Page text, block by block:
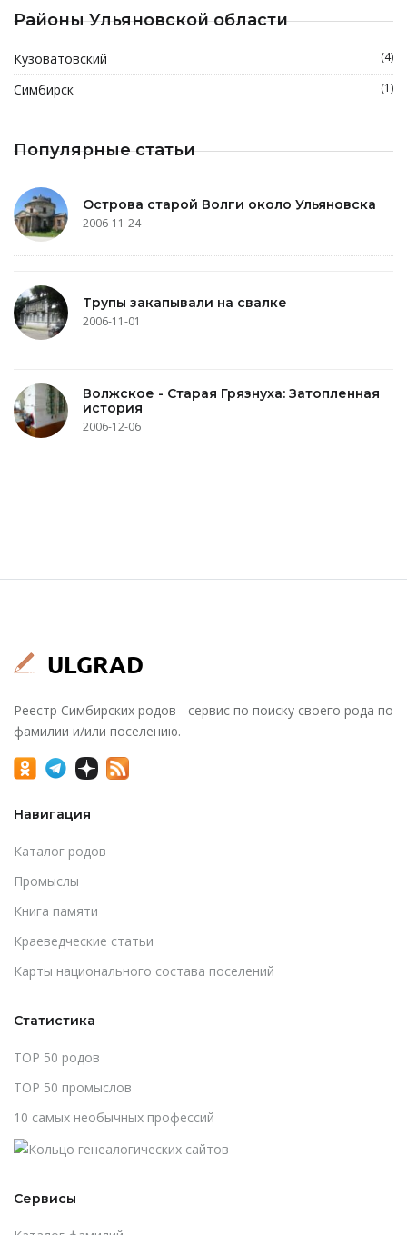
Районы Ульяновской области
Кузоватовский (4)
Симбирск (1)
Популярные статьи
Острова старой Волги около Ульяновска
2006-11-24
Трупы закапывали на свалке
2006-11-01
Волжское - Старая Грязнуха: Затопленная
история
2006-12-06
Реестр Симбирских родов - сервис по поиску своего рода по
фамилии и/или поселению.
Навигация
Каталог родов
Промыслы
Книга памяти
Краеведческие статьи
Карты национального состава поселений
Статистика
TOP 50 родов
TOP 50 промыслов
10 самых необычных профессий
Сервисы